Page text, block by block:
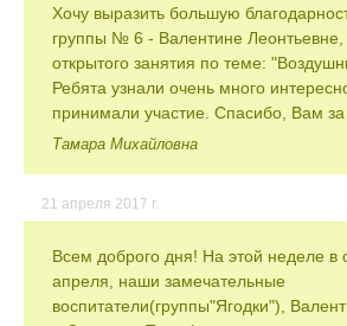
Хочу выразить большую
группы № 6 - Валентине Леонтьевне,
открытого занятия по теме:
Ребята узнали очень много
принимали участие. Спасибо, Вам
Тамара Михайловна
21 апреля 2017 г.
Всем доброго дня! На этой неделе в
апреля, наши замечательные
воспитатели(группы"Ягодки"),